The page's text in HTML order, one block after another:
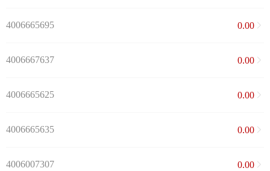
4006665695 0.00
4006667637 0.00
4006665625 0.00
4006665635 0.00
4006007307 0.00